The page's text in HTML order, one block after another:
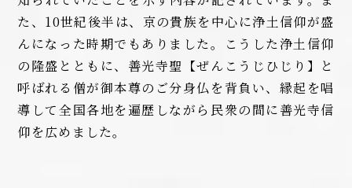
た、10世紀後半は、京の貴族を中心に浄土信仰が盛
んになった時期でもありました。こうした浄土信仰
の隆盛とともに、善光寺聖【ぜんこうじひじり】と
呼ばれる僧が御本尊のご分身仏を背負い、縁起を唱
導して全国各地を遍歴しながら民衆の間に善光寺信
仰を広めました。